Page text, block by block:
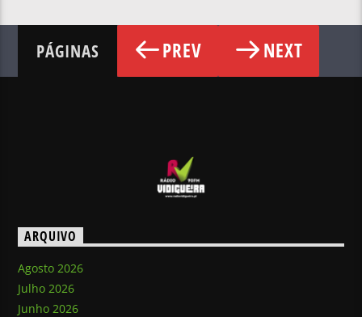
PÁGINAS PREV NEXT
ARQUIVO
Agosto 2026
Julho 2026
Junho 2026